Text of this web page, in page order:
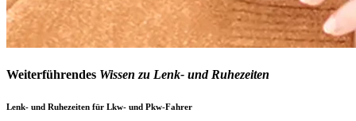
Weiterführendes Wissen zu Lenk- und Ruhezeiten
Lenk- und Ruhezeiten für Lkw- und Pkw-Fahrer